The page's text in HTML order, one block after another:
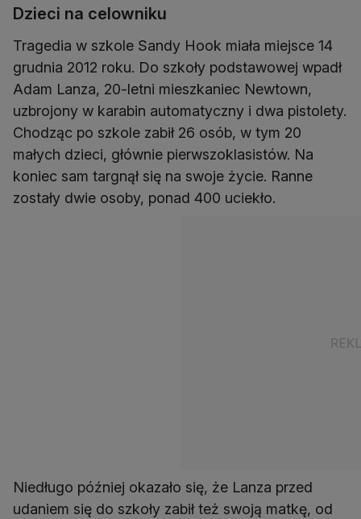
Dzieci na celowniku
Tragedia w szkole Sandy Hook miała miejsce 14
grudnia 2012 roku. Do szkoły podstawowej wpadł
Adam Lanza, 20-letni mieszkaniec Newtown,
uzbrojony w karabin automatyczny i dwa pistolety.
Chodząc po szkole zabił 26 osób, w tym 20
małych dzieci, głównie pierwszoklasistów. Na
koniec sam targnął się na swoje życie. Ranne
zostały dwie osoby, ponad 400 uciekło.
Niedługo później okazało się, że Lanza przed
udaniem się do szkoły zabił też swoją matkę, od